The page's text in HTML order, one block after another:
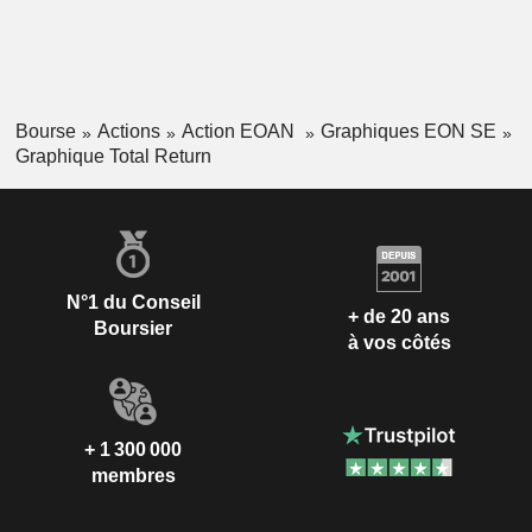
Bourse Actions Action EOAN
Graphiques EON SE
Graphique Total Return
N°1 du Conseil
Boursier
+ de 20 ans
à vos côtés
+ 1 300 000
membres